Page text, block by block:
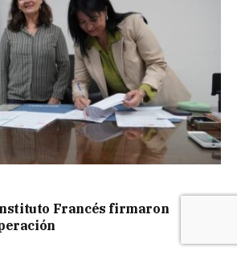
Francés firmaron